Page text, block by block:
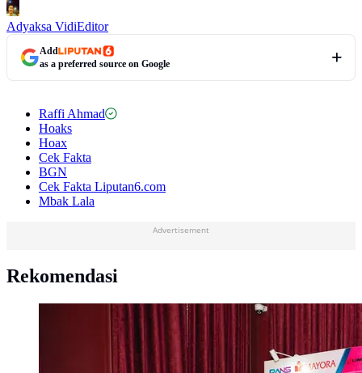
Adyaksa VidiEditor
Add
as a preferred source on Google
Raffi Ahmad
Hoaks
Hoax
Cek Fakta
BGN
Cek Fakta Liputan6.com
Mbak Lala
Advertisement
Rekomendasi